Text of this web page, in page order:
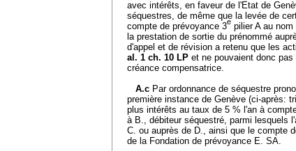
avec intérêts, en faveur de l'Etat de
séquestres, de même que la levée de
compte de prévoyance 3e pilier A au
la prestation de sortie du prénommé
d'appel et de révision a retenu que les
al. 1 ch. 10 LP et ne pouvaient donc
créance compensatrice.
A.c Par ordonnance de séquestre
première instance de Genève (ci-après:
plus intérêts au taux de 5 % l'an à
à B., débiteur séquestré, parmi lesquels
C. ou auprès de D., ainsi que le compte
de la Fondation de prévoyance E. SA.